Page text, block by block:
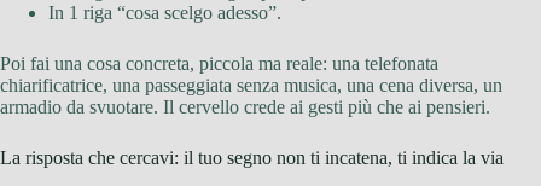
In 1 riga “cosa scelgo adesso”.
Poi fai una cosa concreta, piccola ma reale: una telefonata
chiarificatrice, una passeggiata senza musica, una cena diversa, un
armadio da svuotare. Il cervello crede ai gesti più che ai pensieri.
La risposta che cercavi: il tuo segno non ti incatena, ti indica la via